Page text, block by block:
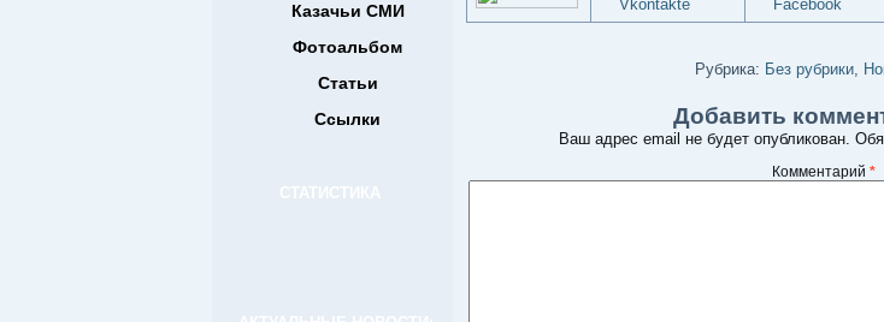
Казачьи СМИ
Фотоальбом
Статьи
Ссылки
СТАТИСТИКА
Рубрика: Без рубрики,
Добавить
Ваш адрес email не будет опубликован.
Комментарий *